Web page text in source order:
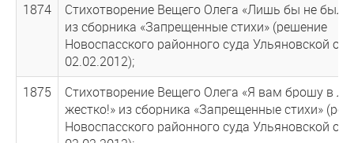
1874
Стихотворение Вещего Олега «Лишь бы не
из сборника «Запрещенные стихи» (решение
Новоспасского районного суда Ульяновской
02.02.2012);
1875
Стихотворение Вещего Олега «Я вам брошу в
жестко!» из сборника «Запрещенные стихи»
Новоспасского районного суда Ульяновской